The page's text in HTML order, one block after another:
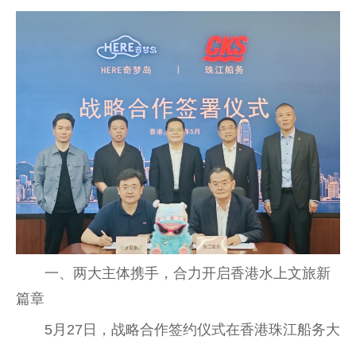
一、两大主体携手，合力开启香港水上文旅新
篇章
5月27日，战略合作签约仪式在香港珠江船务大